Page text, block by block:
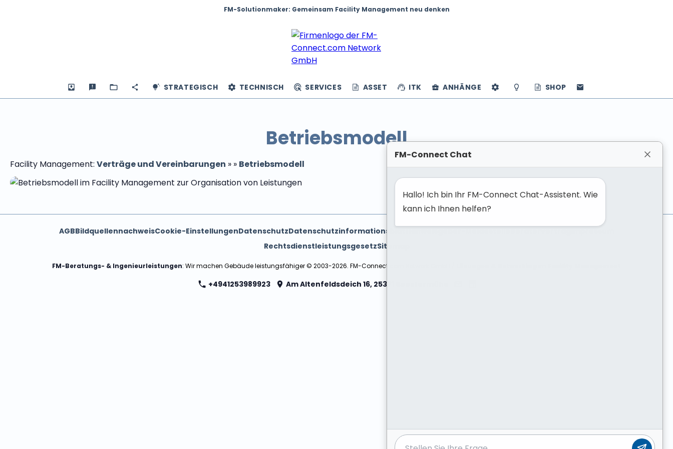
FM-Connect Chat
Hallo! Ich bin Ihr FM-Connect Chat-Assistent. Wie
kann ich Ihnen helfen?
FM-Solutionmaker: Gemeinsam Facility Management neu denken
STRATEGISCH TECHNISCH SERVICES ASSET ITK ANHÄNGE SHOP
Betriebsmodell
Facility Management: Verträge und Vereinbarungen » » Betriebsmodell
AGBBildquellennachweisCookie-EinstellungenDatenschutzDatenschutzinformationsblatt
RechtsdienstleistungsgesetzSitemap
FM-Beratungs- & Ingenieurleistungen: Wir machen Gebäude leistungsfähiger © 2003-2026. FM-Connect.com Network GmbH /
+4941253989923 Am Altenfeldsdeich 16, 25371 Seestermühe